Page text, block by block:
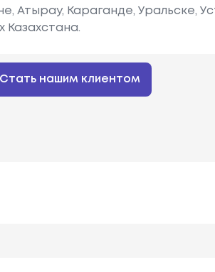
Атырау, Караганде, Уральске,
Казахстана.
Стать нашим клиентом